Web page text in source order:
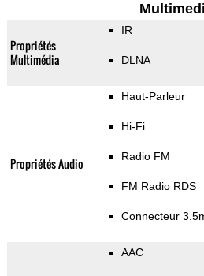
Propriétés
Multimédia
IR
DLNA
Propriétés Audio
Haut-Parleur
Hi-Fi
Radio FM
FM Radio RDS
Connecteur
AAC